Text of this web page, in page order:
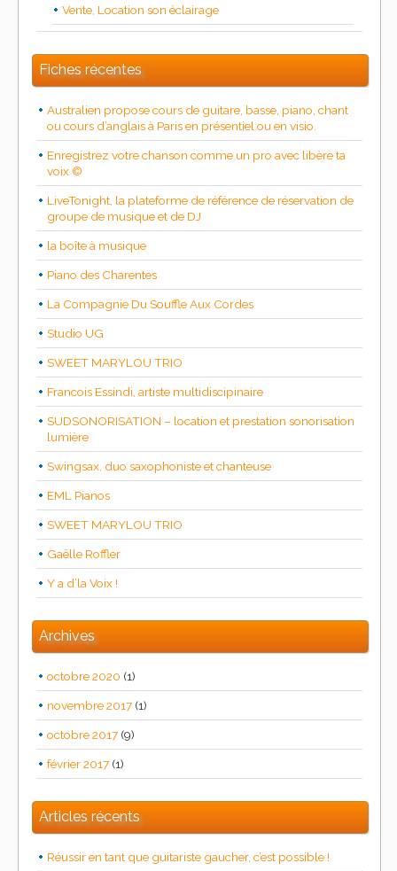
Vente, Location son éclairage
Fiches récentes
Australien propose cours de guitare, basse, piano, chant
ou cours d’anglais à Paris en présentiel ou en visio.
Enregistrez votre chanson comme un pro avec libère ta
voix ©
LiveTonight, la plateforme de référence de réservation de
groupe de musique et de DJ
la boîte à musique
Piano des Charentes
La Compagnie Du Souffle Aux Cordes
Studio UG
SWEET MARYLOU TRIO
Francois Essindi, artiste multidiscipinaire
SUDSONORISATION – location et prestation sonorisation
lumière
Swingsax, duo saxophoniste et chanteuse
EML Pianos
SWEET MARYLOU TRIO
Gaëlle Roffler
Y a d’la Voix !
Archives
octobre 2020 (1)
novembre 2017 (1)
octobre 2017 (9)
février 2017 (1)
Articles récents
Réussir en tant que guitariste gaucher, c’est possible !